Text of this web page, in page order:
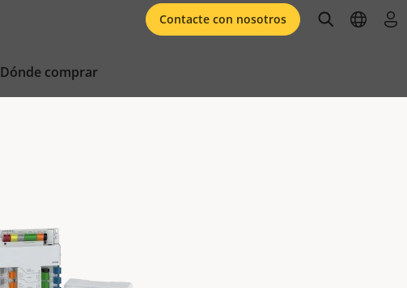
Dónde comprar
Contacte con nosotros openopen